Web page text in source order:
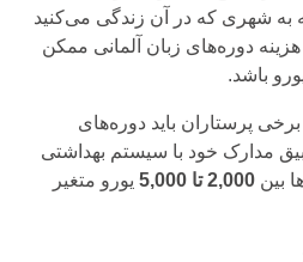
به شهری که در آن زندگی می‌کنید
دوره‌های زبان آلمانی ممکن
باشد.
پرستاران باید دوره‌های
مدارک خود با سیستم بهداشتی
بین2,000 تا 5,000
یورو متغیر